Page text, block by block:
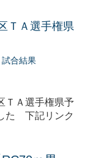
ＴＡ選手権県
試合結果
ＴＡ選手権県予
た 下記リンク